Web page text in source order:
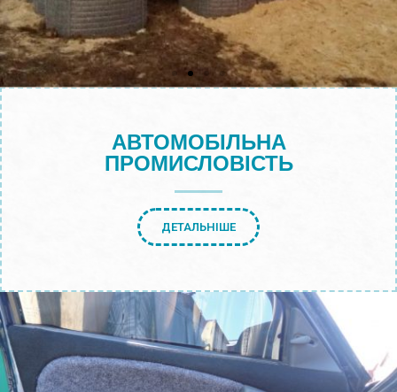
АВТОМОБІЛЬНА
ПРОМИСЛОВІСТЬ
ДЕТАЛЬНІШЕ